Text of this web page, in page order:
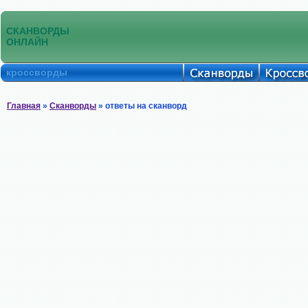
СКАНВОРДЫ
ОНЛАЙН
кроссворды
Главная » Сканворды » ответы на сканворд